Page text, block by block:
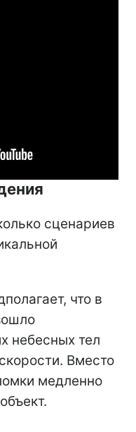
сценариев
что в
небесных тел
Вместо
медленно